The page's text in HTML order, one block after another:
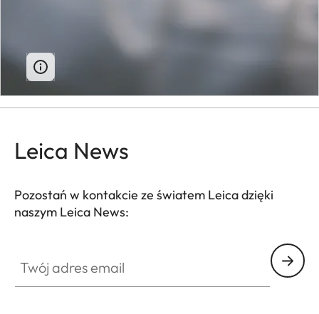
Leica News
Pozostań w kontakcie ze światem Leica dzięki
naszym Leica News: